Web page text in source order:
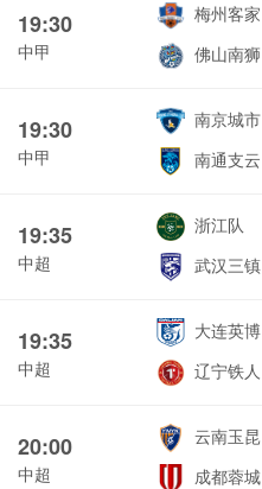
19:30
中甲
梅州客家
佛山南狮
19:30
中甲
南京城市
南通支云
19:35
中超
浙江队
武汉三镇
19:35
中超
大连英博
辽宁铁人
20:00
中超
云南玉昆
成都蓉城